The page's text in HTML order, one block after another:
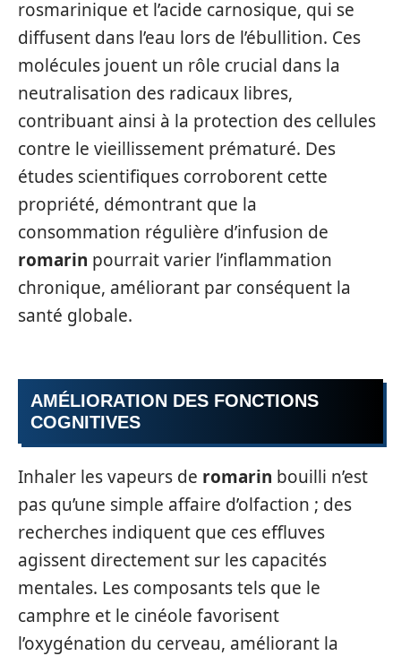
rosmarinique et l’acide carnosique, qui se
diffusent dans l’eau lors de l’ébullition. Ces
molécules jouent un rôle crucial dans la
neutralisation des radicaux libres,
contribuant ainsi à la protection des cellules
contre le vieillissement prématuré. Des
études scientifiques corroborent cette
propriété, démontrant que la
consommation régulière d’infusion de
romarin pourrait varier l’inflammation
chronique, améliorant par conséquent la
santé globale.
AMÉLIORATION DES FONCTIONS
COGNITIVES
Inhaler les vapeurs de romarin bouilli n’est
pas qu’une simple affaire d’olfaction ; des
recherches indiquent que ces effluves
agissent directement sur les capacités
mentales. Les composants tels que le
camphre et le cinéole favorisent
l’oxygénation du cerveau, améliorant la